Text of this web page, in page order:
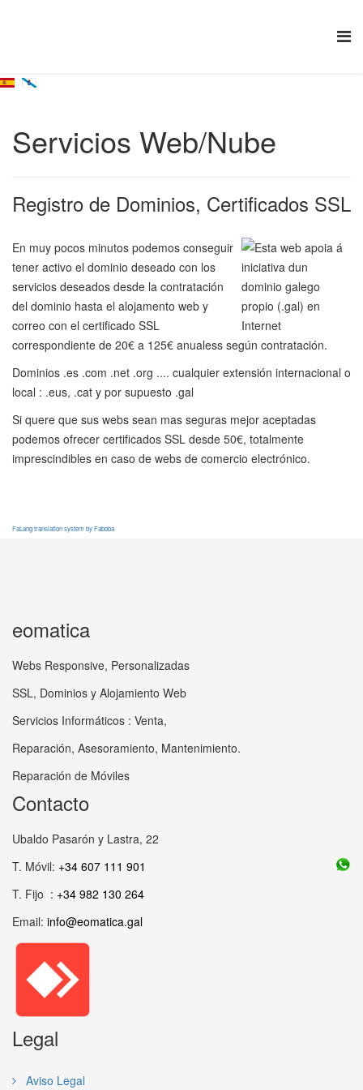
Servicios Web/Nube
Registro de Dominios, Certificados SSL
En muy pocos minutos podemos conseguir
tener activo el dominio deseado con los
servicios deseados desde la contratación
del dominio hasta el alojamento web y
correo con el certificado SSL
correspondiente de 20€ a 125€ anualess según contratación.
Dominios .es .com .net .org .... cualquier extensión internacional o
local : .eus, .cat y por supuesto .gal
Si quere que sus webs sean mas seguras mejor aceptadas
podemos ofrecer certificados SSL desde 50€, totalmente
imprescindibles en caso de webs de comercio electrónico.
FaLang translation system by Faboba
eomatica
Webs Responsive, Personalizadas
SSL, Dominios y Alojamiento Web
Servicios Informáticos : Venta,
Reparación, Asesoramiento, Mantenimiento.
Reparación de Móviles
Contacto
Ubaldo Pasarón y Lastra, 22
T. Móvil: +34 607 111 901
T. Fijo : +34 982 130 264
Email: info@eomatica.gal
Legal
Aviso Legal